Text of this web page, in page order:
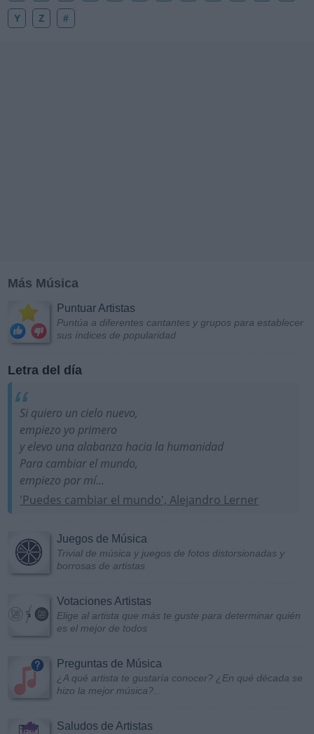
Y Z #
Más Música
Puntuar Artistas
Puntúa a diferentes cantantes y grupos para establecer
sus índices de popularidad
Letra del día
Si quiero un cielo nuevo,
empiezo yo primero
y elevo una alabanza hacia la humanidad
Para cambiar el mundo,
empiezo por mí...
'Puedes cambiar el mundo', Alejandro Lerner
Juegos de Música
Trivial de música y juegos de fotos distorsionadas y
borrosas de artistas
Votaciones Artistas
Elige al artista que más te guste para determinar quién
es el mejor de todos
Preguntas de Música
¿A qué artista te gustaría conocer? ¿En qué década se
hizo la mejor música?...
Saludos de Artistas